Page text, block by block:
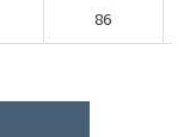
86